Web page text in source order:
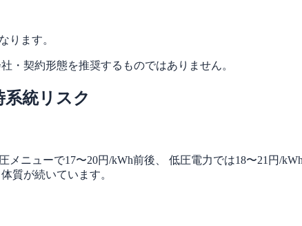
ります。
・契約形態を推奨するものではありません。
統リスク
ニューで17〜20円/kWh前後、 低圧電力では18〜21円/
質が続いています。